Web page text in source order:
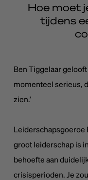
Hoe moet
tijdens
Ben Tiggelaar
momenteel serieus,
zien.’
Leiderschapsgoeroe
groot leiderschap is
behoefte aan
crisisperioden. Je